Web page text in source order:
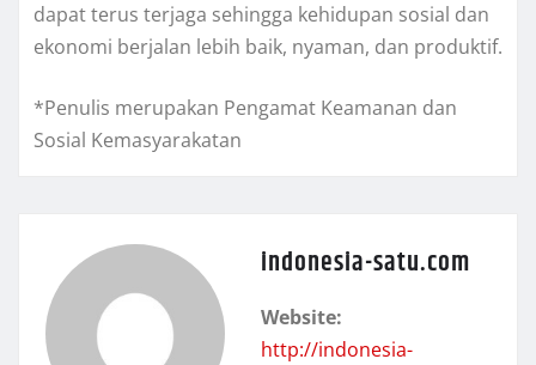
dapat terus terjaga sehingga kehidupan sosial dan
ekonomi berjalan lebih baik, nyaman, dan produktif.
*Penulis merupakan Pengamat Keamanan dan
Sosial Kemasyarakatan
indonesia-satu.com
Website:
http://indonesia-